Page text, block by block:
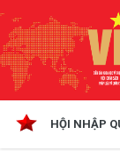
HỘI NHẬP